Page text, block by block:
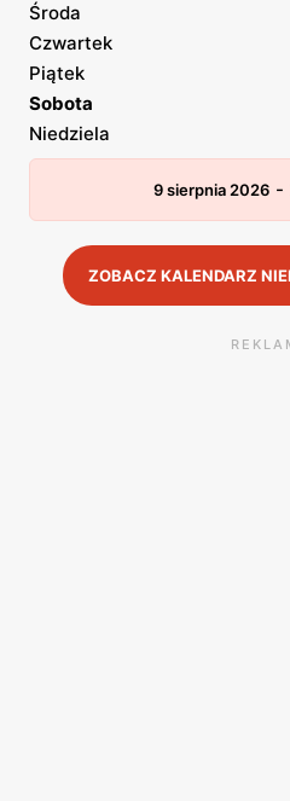
Środa
Czwartek
Piątek
Sobota
Niedziela
9 sierpnia 2026 -
ZOBACZ KALENDARZ